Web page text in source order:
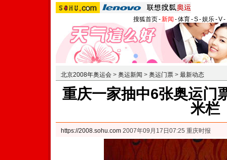
搜狐首页-新闻 -体育-S-娱乐-V-
北京2008年奥运会 > 奥运新闻 > 奥运门票 > 最新动态
重庆一家抽中6张奥运门
米栏
https://2008.sohu.com 2007年09月17日07:25 重庆时报